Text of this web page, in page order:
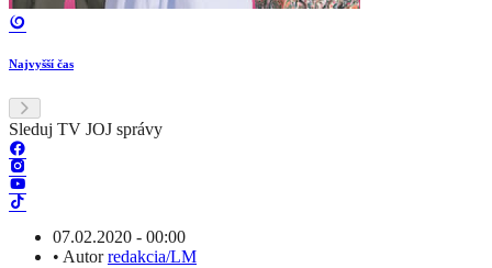
Najvyšší čas
Sleduj TV JOJ správy
07.02.2020 - 00:00
• Autorredakcia/LM